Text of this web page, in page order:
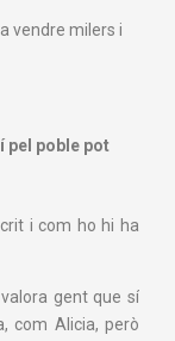
vendre milers i
pel poble pot
i com ho hi ha
gent que sí
com Alicia, però